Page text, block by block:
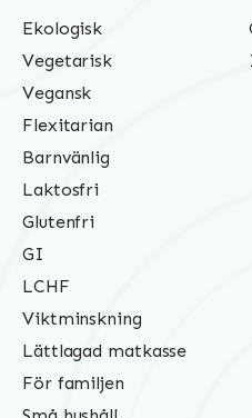
Ekologisk
Vegetarisk
Vegansk
Flexitarian
Barnvänlig
Laktosfri
Glutenfri
GI
LCHF
Viktminskning
Lättlagad matkasse
För familjen